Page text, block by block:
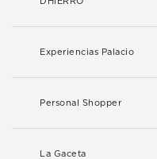
Experiencias Palacio
Personal Shopper
La Gaceta